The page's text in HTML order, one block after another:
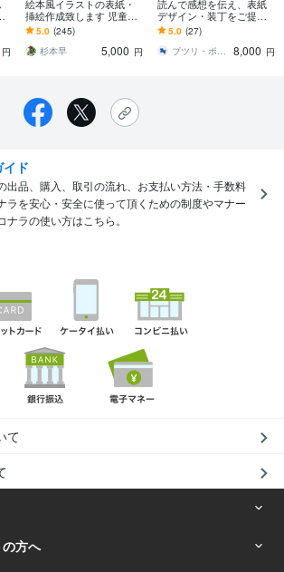
円
絵本風イラストの表紙・
挿絵作成致します 児童書
や絵本など自費出版や同
人誌、電子書籍など実績
多数！
5.0 (245)
杉本早
5,000 円
読んで感想を伝え、表紙
デザイン・装丁をご提案
します あなたの原稿か
ら“解釈一致”の一冊に♩
5.0 (27)
ブツリ・ボンラバ
8,000 円
ド
出品、購入、取引の流れ、お支払い方法・手数料
ラを安心・安全に使って頂くための制度やマナー
ナラの使い方はこちら。
て